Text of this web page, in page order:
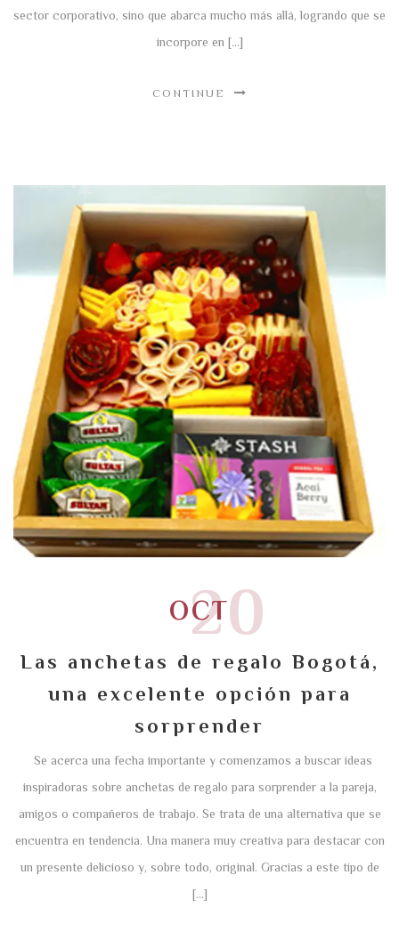
sector corporativo, sino que abarca mucho más allá, logrando que se
incorpore en […]
CONTINUE
20
OCT
Las anchetas de regalo Bogotá,
una excelente opción para
sorprender
Se acerca una fecha importante y comenzamos a buscar ideas
inspiradoras sobre anchetas de regalo para sorprender a la pareja,
amigos o compañeros de trabajo. Se trata de una alternativa que se
encuentra en tendencia. Una manera muy creativa para destacar con
un presente delicioso y, sobre todo, original. Gracias a este tipo de
[…]